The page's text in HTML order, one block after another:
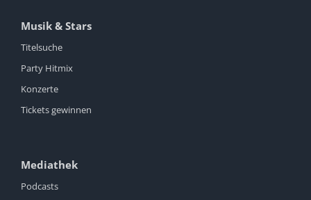
Musik & Stars
Titelsuche
Party Hitmix
Konzerte
Tickets gewinnen
Mediathek
Podcasts